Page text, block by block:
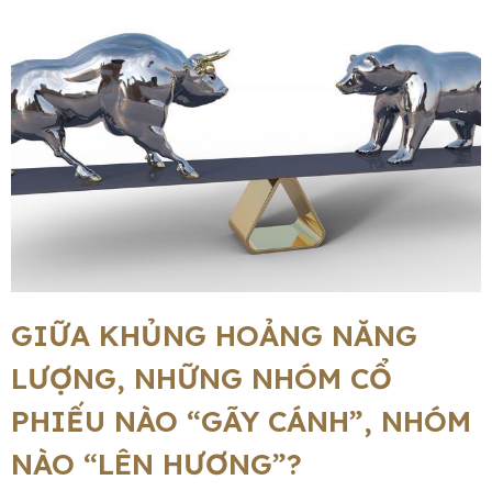
GIỮA KHỦNG HOẢNG NĂNG
LƯỢNG, NHỮNG NHÓM CỔ
PHIẾU NÀO “GÃY CÁNH”, NHÓM
NÀO “LÊN HƯƠNG”?